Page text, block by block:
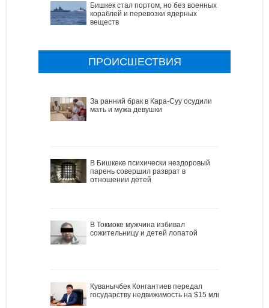
Бишкек стал портом, но без военных
кораблей и перевозки ядерных
веществ
ПРОИСШЕСТВИЯ
За ранний брак в Кара-Суу осудили
мать и мужа девушки
В Бишкеке психически нездоровый
парень совершил разврат в
отношении детей
В Токмоке мужчина избивал
сожительницу и детей лопатой
Куванычбек Конгантиев передал
государству недвижимость на $15 млн